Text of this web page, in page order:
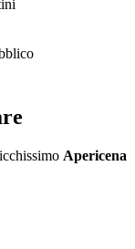
Apericena